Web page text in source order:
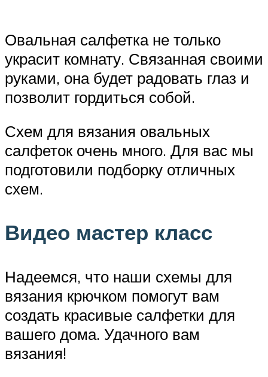
Овальная салфетка не только
украсит комнату. Связанная своими
руками, она будет радовать глаз и
позволит гордиться собой.
Схем для вязания овальных
салфеток очень много. Для вас мы
подготовили подборку отличных
схем.
Видео мастер класс
Надеемся, что наши схемы для
вязания крючком помогут вам
создать красивые салфетки для
вашего дома. Удачного вам
вязания!